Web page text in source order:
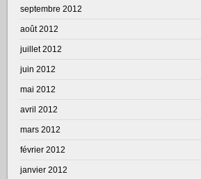
septembre 2012
août 2012
juillet 2012
juin 2012
mai 2012
avril 2012
mars 2012
février 2012
janvier 2012